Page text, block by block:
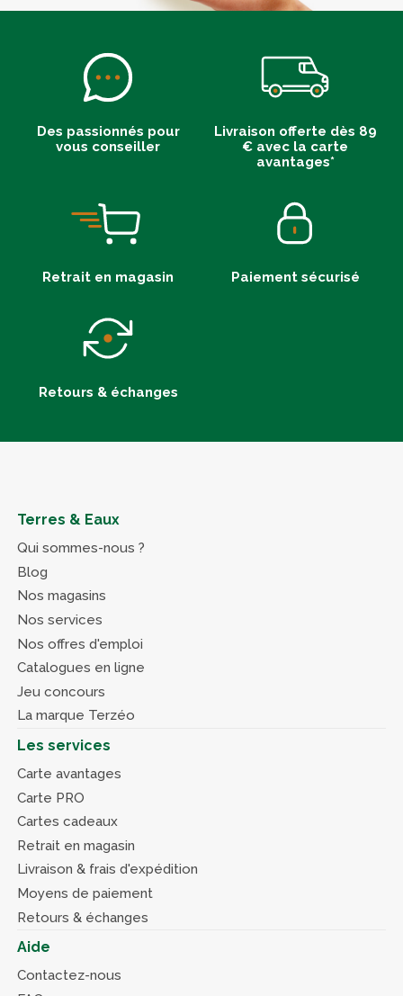
Des passionnés pour
vous conseiller
Livraison offerte dès 89
€ avec la carte
avantages*
Retrait en magasin Paiement sécurisé
Retours & échanges
Terres & Eaux
Qui sommes-nous ?
Blog
Nos magasins
Nos services
Nos offres d'emploi
Catalogues en ligne
Jeu concours
La marque Terzéo
Les services
Carte avantages
Carte PRO
Cartes cadeaux
Retrait en magasin
Livraison & frais d'expédition
Moyens de paiement
Retours & échanges
Aide
Contactez-nous